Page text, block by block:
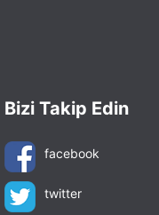
Bizi Takip Edin
facebook
twitter